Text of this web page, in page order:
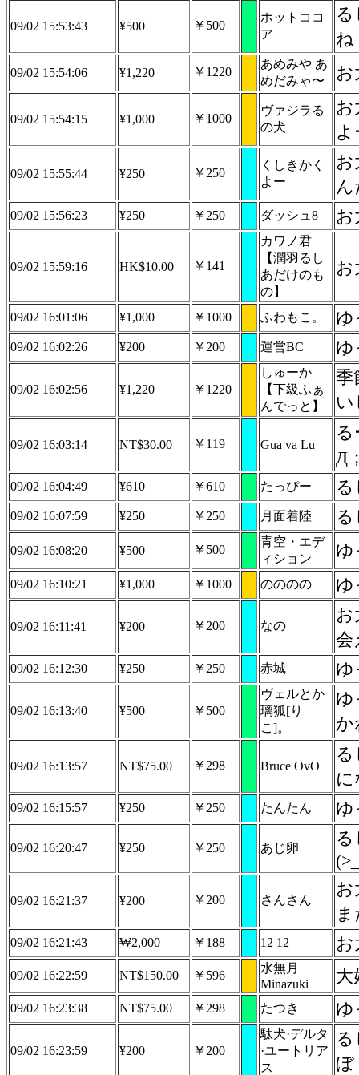
09/02 15:53:43 ¥500 ￥500
ホットココ
ア
ね
09/02 15:54:06 ¥1,220 ￥1220
あめみや あ
めだみゃ〜
お
09/02 15:54:15 ¥1,000 ￥1000
ヴァジラる
の犬
お
よ
09/02 15:55:44 ¥250 ￥250
くしきかく
よー
お
ん
09/02 15:56:23 ¥250 ￥250 ダッシュ8 お
09/02 15:59:16 HK$10.00 ￥141
カワノ君
【潤羽るし
あだけのも
の】
お
09/02 16:01:06 ¥1,000 ￥1000 ふわもこ。 ゆ
09/02 16:02:26 ¥200 ￥200 運営BC ゆ
09/02 16:02:56 ¥1,220 ￥1220
しゅーか
【下級ふぁ
んでっと】
季
い
09/02 16:03:14 NT$30.00 ￥119 Gua va Lu
る
Д
09/02 16:04:49 ¥610 ￥610 たっぴー
09/02 16:07:59 ¥250 ￥250 月面着陸
09/02 16:08:20 ¥500 ￥500
青空・エデ
ィション
ゆ
09/02 16:10:21 ¥1,000 ￥1000 のののの ゆ
09/02 16:11:41 ¥200 ￥200 なの
会
09/02 16:12:30 ¥250 ￥250 赤城 ゆ
09/02 16:13:40 ¥500 ￥500
ヴェルとか
璃狐[り
こ]。
ゆ
か
09/02 16:13:57 NT$75.00 ￥298 Bruce OvO
09/02 16:15:57 ¥250 ￥250 たんたん ゆ
09/02 16:20:47 ¥250 ￥250 あじ卵
09/02 16:21:37 ¥200 ￥200 さんさん
お
09/02 16:21:43 ₩2,000 ￥188 12 12 お
09/02 16:22:59 NT$150.00 ￥596
水無月
Minazuki
大
09/02 16:23:38 NT$75.00 ￥298 たつき ゆ
09/02 16:23:59 ¥200 ￥200
駄犬·デルタ
·ユートリア
ス
ぼ